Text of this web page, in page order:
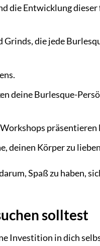
die Entwicklung
Grinds, die jede
deine Burlesque-
präsentieren
deinen Körper zu
Spaß zu haben,
solltest
Investition in dich